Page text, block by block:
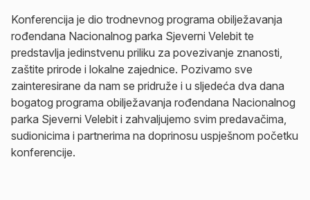
Konferencija je dio trodnevnog programa obilježavanja
rođendana Nacionalnog parka Sjeverni Velebit te
predstavlja jedinstvenu priliku za povezivanje znanosti,
zaštite prirode i lokalne zajednice. Pozivamo sve
zainteresirane da nam se pridruže i u sljedeća dva dana
bogatog programa obilježavanja rođendana Nacionalnog
parka Sjeverni Velebit i zahvaljujemo svim predavačima,
sudionicima i partnerima na doprinosu uspješnom početku
konferencije.